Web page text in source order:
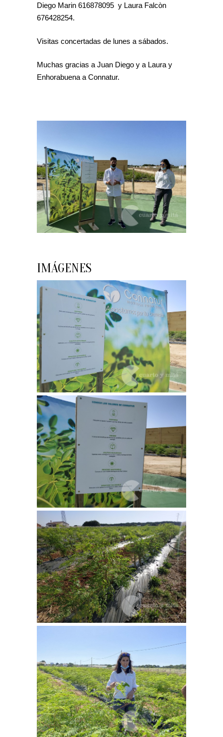
Diego Marin 616878095 y Laura Falcòn
676428254.
Visitas concertadas de lunes a sábados.
Muchas gracias a Juan Diego y a Laura y
Enhorabuena a Connatur.
IMÁGENES